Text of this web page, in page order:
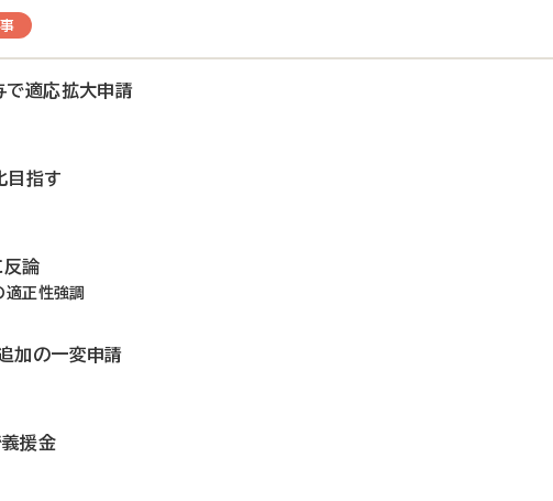
で適応拡大申請
指す
反論
適正性強調
加の一変申請
援金